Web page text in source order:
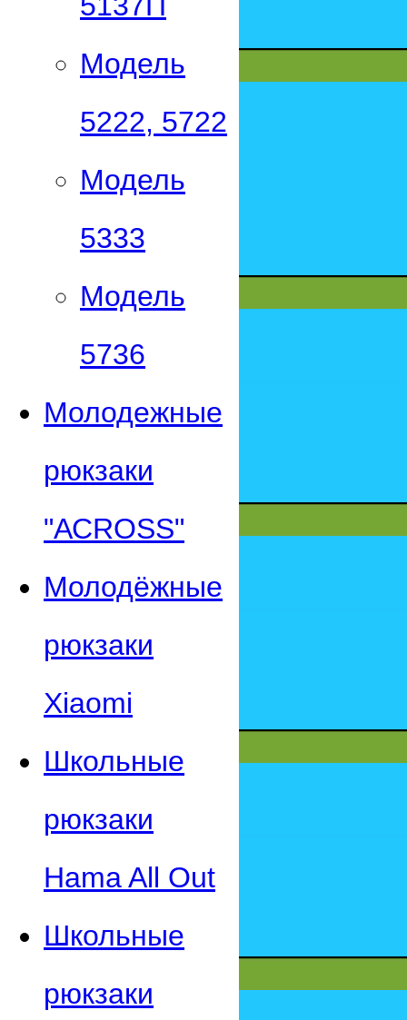
Модель
5222, 5722
Модель
5333
Модель
5736
Молодежные
рюкзаки
"АСROSS"
Молодёжные
рюкзаки
Xiaomi
Школьные
рюкзаки
Hama All Out
Школьные
рюкзаки